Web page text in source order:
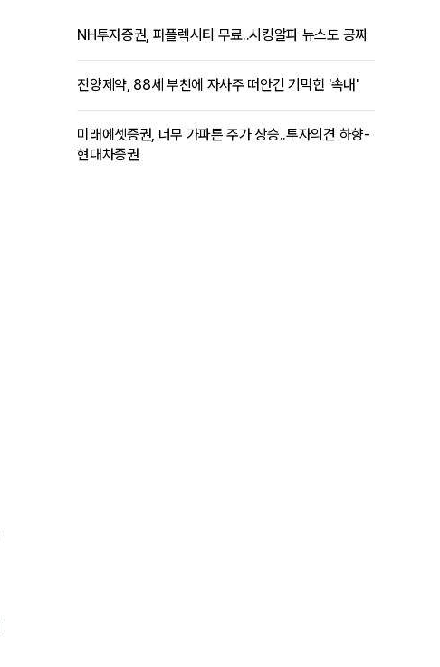
NH투자증권, 퍼플렉시티 무료..시킹알파 뉴스도 공짜
진양제약, 88세 부친에 자사주 떠안긴 기막힌 '속내'
미래에셋증권, 너무 가파른 주가 상승..투자의견 하향-
현대차증권